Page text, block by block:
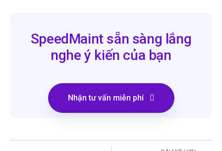
SpeedMaint sẵn sàng lắng
nghe ý kiến của bạn
Nhận tư vấn miễn phí